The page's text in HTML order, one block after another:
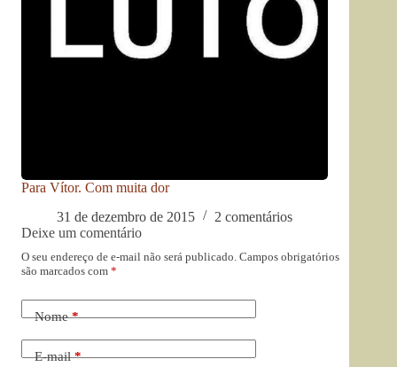
Para Vítor. Com muita dor
31 de dezembro de 2015
2 comentários
Deixe um comentário
O seu endereço de e-mail não será publicado. Campos obrigatórios
são marcados com *
Nome*
E-mail*